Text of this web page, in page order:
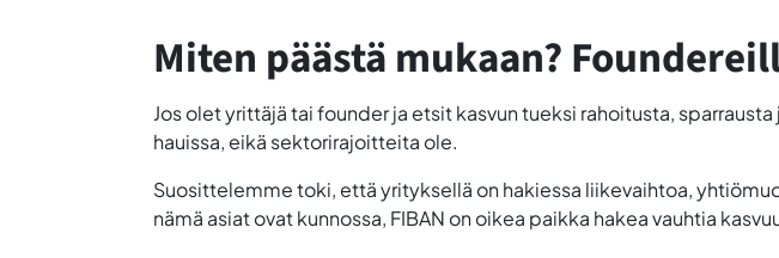
Miten päästä mukaan?
Jos olet yrittäjä tai founder ja etsit kasvun tueksi rahoitusta,
hauissa, eikä sektorirajoitteita ole.
Suosittelemme toki, että yrityksellä on hakiessa liikevaihtoa,
nämä asiat ovat kunnossa, FIBAN on oikea paikka hakea vauhtia